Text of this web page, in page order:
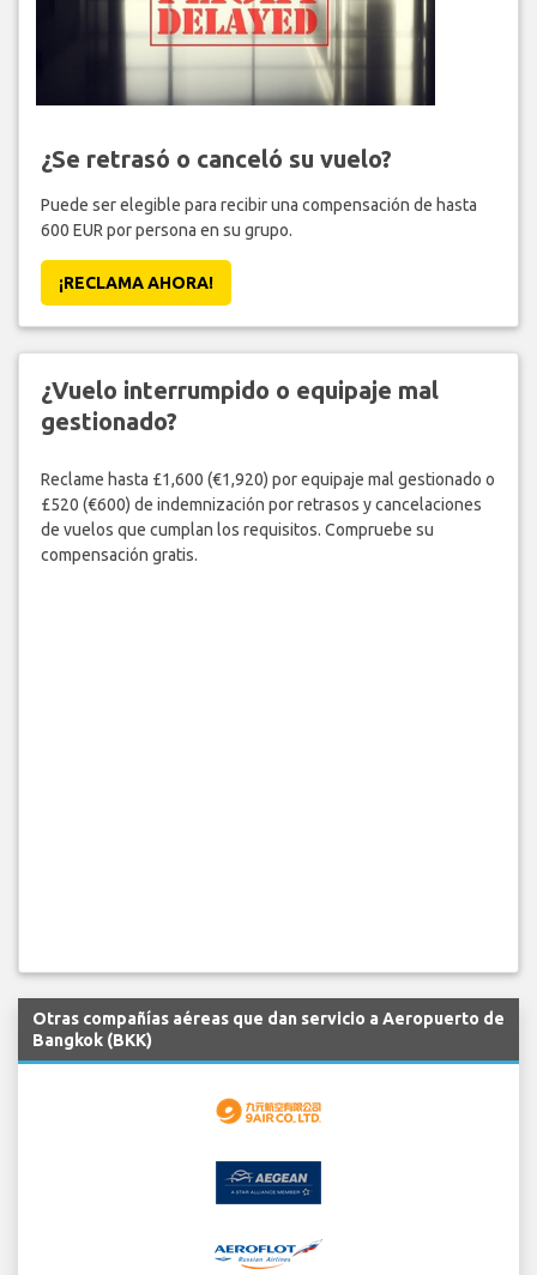
¿Se retrasó o canceló su vuelo?
Puede ser elegible para recibir una compensación de hasta
600 EUR por persona en su grupo.
¡RECLAMA AHORA!
¿Vuelo interrumpido o equipaje mal
gestionado?
Reclame hasta £1,600 (€1,920) por equipaje mal gestionado o
£520 (€600) de indemnización por retrasos y cancelaciones
de vuelos que cumplan los requisitos. Compruebe su
compensación gratis.
Otras compañías aéreas que dan servicio a Aeropuerto de
Bangkok (BKK)